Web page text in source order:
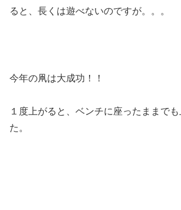
ると、長くは遊べないのですが。。。
今年の凧は大成功！！
１度上がると、ベンチに座ったままで
た。